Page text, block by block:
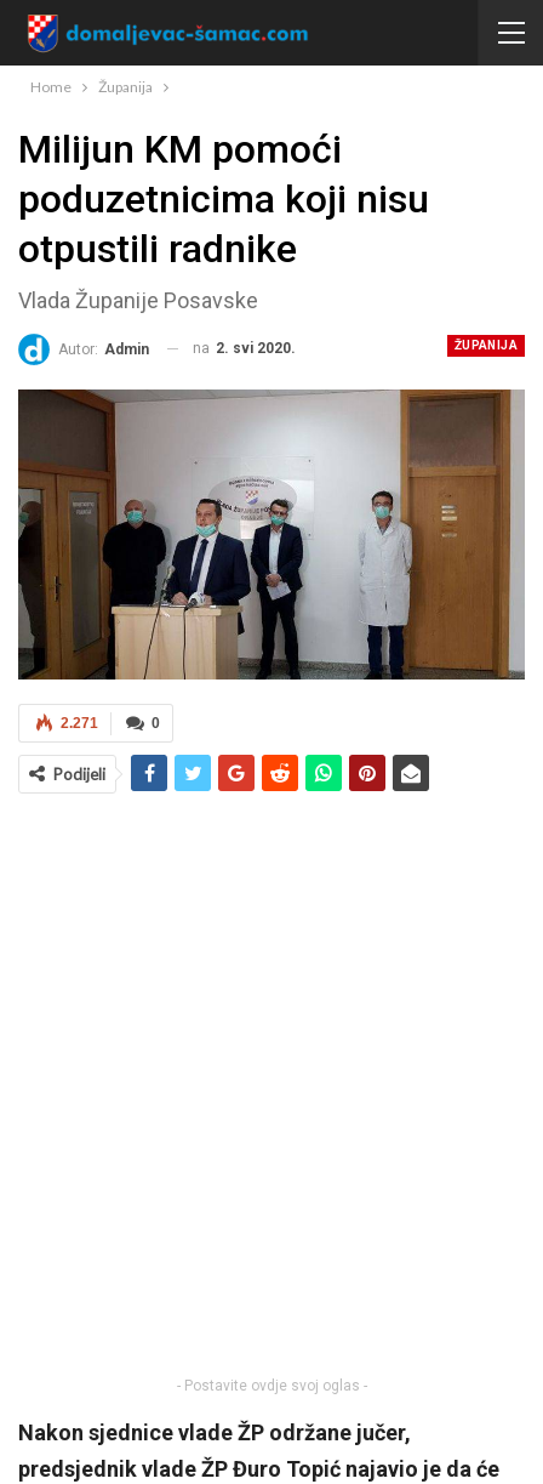
Home Županija
Milijun KM pomoći
poduzetnicima koji nisu
otpustili radnike
Vlada Županije Posavske
ŽUPANIJA
Autor: Admin na 2. svi 2020.
0
2.271
Podijeli
- Postavite ovdje svoj oglas -
Nakon sjednice vlade ŽP održane jučer,
predsjednik vlade ŽP Đuro Topić najavio je da će